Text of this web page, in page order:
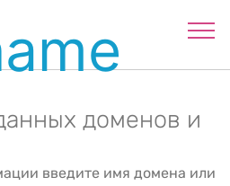
доменов и
введите имя домена или